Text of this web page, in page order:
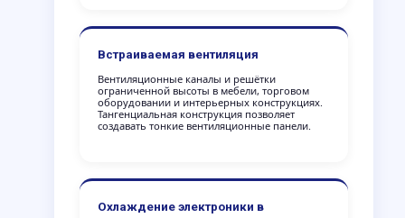
Встраиваемая вентиляция
Вентиляционные каналы и решётки
ограниченной высоты в мебели, торговом
оборудовании и интерьерных конструкциях.
Тангенциальная конструкция позволяет
создавать тонкие вентиляционные панели.
Охлаждение электроники в